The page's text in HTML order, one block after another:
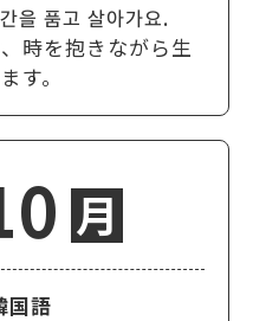
을 품고 살아가요.
時を抱きながら生
す。
月
国語